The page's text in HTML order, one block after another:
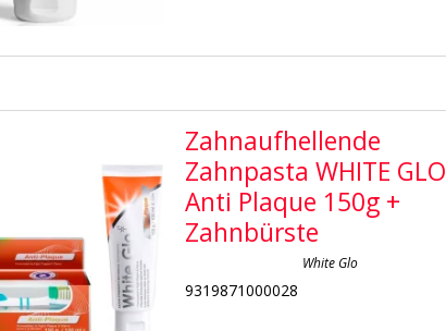
Zahnaufhellende
Zahnpasta WHITE GLO
Anti Plaque 150g +
Zahnbürste
White Glo
9319871000028